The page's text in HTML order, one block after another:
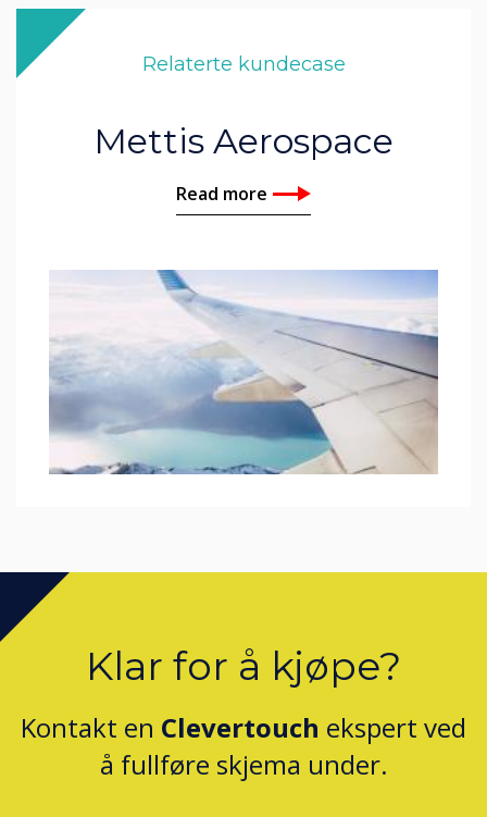
Relaterte kundecase
Mettis Aerospace
Read more
Klar for å kjøpe?
Kontakt en Clevertouch ekspert ved
å fullføre skjema under.